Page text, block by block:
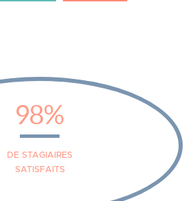
98%
DE STAGIAIRES
SATISFAITS